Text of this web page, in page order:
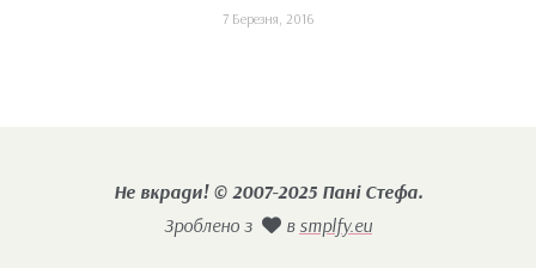
7 Березня, 2016
Не вкради! © 2007-2025 Пані Стефа.
Зроблено з
в smplfy.eu